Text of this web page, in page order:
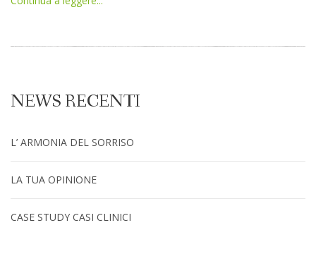
NEWS RECENTI
L’ ARMONIA DEL SORRISO
LA TUA OPINIONE
CASE STUDY CASI CLINICI